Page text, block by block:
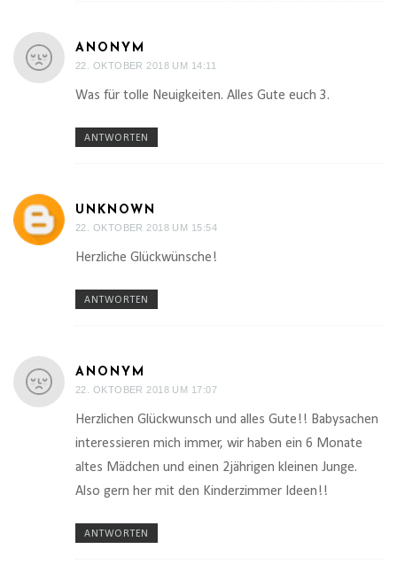
ANONYM
22. OKTOBER 2018 UM 14:11
Was für tolle Neuigkeiten. Alles Gute euch 3.
ANTWORTEN
UNKNOWN
22. OKTOBER 2018 UM 15:54
Herzliche Glückwünsche!
ANTWORTEN
ANONYM
22. OKTOBER 2018 UM 17:07
Herzlichen Glückwunsch und alles Gute!! Babysachen
interessieren mich immer, wir haben ein 6 Monate
altes Mädchen und einen 2jährigen kleinen Junge.
Also gern her mit den Kinderzimmer Ideen!!
ANTWORTEN